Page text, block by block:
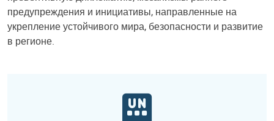
предупреждения и инициативы, направленные на
укрепление устойчивого мира, безопасности и развитие
в регионе.